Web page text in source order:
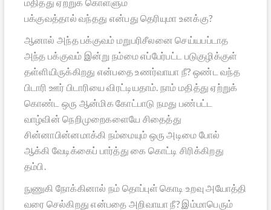
பக்குவத்தால் வந்தது என்பது தெரியுமா உனக்கு?
ஆனால் அந்த பக்குவம் மறுபரிசீலனை செய்யபப்டாத
அந்த பக்குவம் இன்று நம்மை எப்பேர்பட்ட படுகுழிக்குள்
தள்ளியிருக்கிறது என்பதை உணர்வாயா நீ? ஒண்ட வந்த
பிடாரி ஊர் பிடாரியை விரட்டியதாம். நாம் மதித்து ஏற்றுக்
கொண்ட ஒரு ஆன்மிக கோட்பாடு நமது பண்பட்ட
வாழ்வின் நெறிமுறைகளையே சிதைத்து
சின்னாபின்னமாக்கி நம்மையும் ஒரு அடிமை போல்
ஆக்கி வேடிக்கைப் பார்த்து கை கொட்டி சிரிக்கிறது
தம்பி.
நுணுகி நோக்கினால் நம் தொப்புள் கொடி உறவு அயோத்தி
வரை செல்கிறது என்பதை அறிவாயா நீ? இம்மாபெரும்